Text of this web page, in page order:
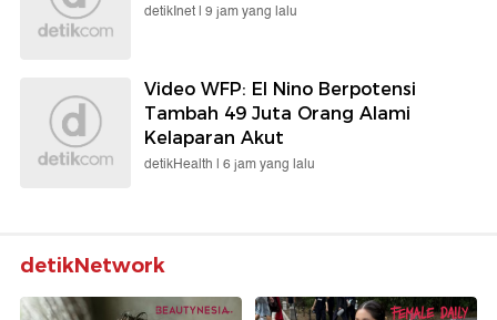
detikInet | 9 jam yang lalu
Video WFP: El Nino Berpotensi
Tambah 49 Juta Orang Alami
Kelaparan Akut
detikHealth | 6 jam yang lalu
detikNetwork